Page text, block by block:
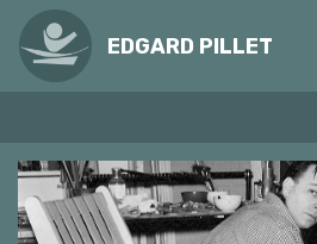
EDGARD PILLET